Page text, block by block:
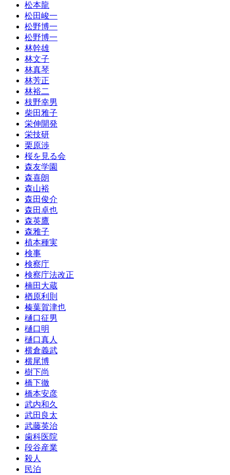
松本龍
松田峻一
松野博一
松野博一
林幹雄
林文子
林真琴
林芳正
林裕二
枝野幸男
柴田雅子
栄伸開発
栄技研
栗原渉
桜を見る会
森友学園
森喜朗
森山裕
森田俊介
森田卓也
森英鷹
森雅子
植本種実
検事
検察庁
検察庁法改正
楠田大蔵
楢原利則
榛葉賀津也
樋口征男
樋口明
樋口真人
横倉義武
横尾博
樹下尚
橋下徹
橋本安彦
武内和久
武田良太
武藤英治
歯科医院
段谷産業
殺人
民泊